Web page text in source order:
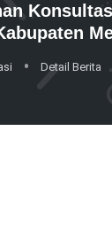
Detail Berita